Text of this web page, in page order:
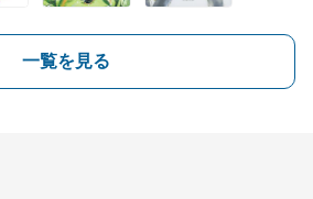
一覧を見る